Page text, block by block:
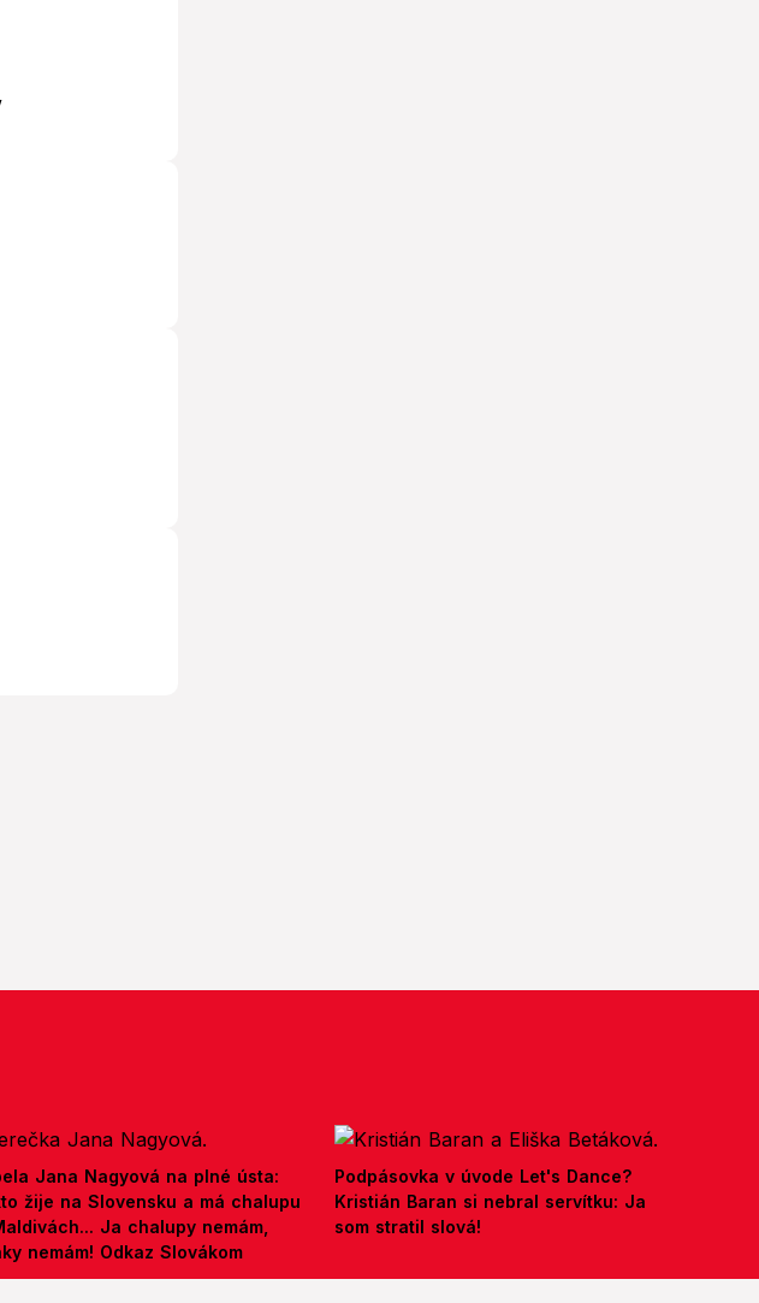
Jana Nagyová na plné ústa:
žije na Slovensku a má chalupu
Ja chalupy nemám,
nemám! Odkaz Slovákom
Podpásovka v úvode Let's Dance?
Kristián Baran si nebral servítku: Ja
som stratil slová!